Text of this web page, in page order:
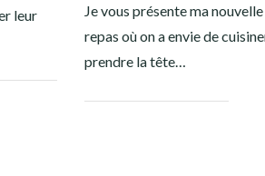
leur
Je vous présente ma
repas où on a envie de
prendre la tête…